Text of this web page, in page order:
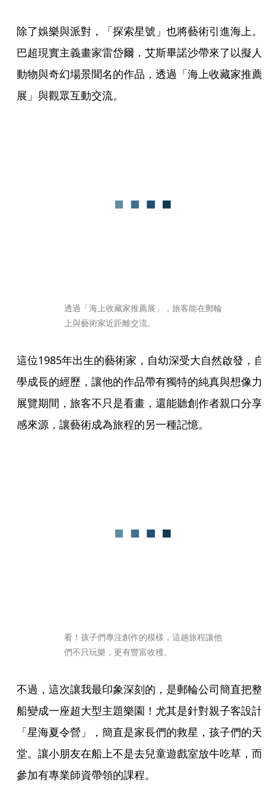
除了娛樂與派對，「探索星號」也將藝術引進海上。
巴超現實主義畫家雷岱爾．艾斯畢諾沙帶來了以擬人
動物與奇幻場景聞名的作品，透過「海上收藏家推薦
展」與觀眾互動交流。
透過「海上收藏家推薦展」，旅客能在郵輪
上與藝術家近距離交流。
這位1985年出生的藝術家，自幼深受大自然啟發，自
學成長的經歷，讓他的作品帶有獨特的純真與想像力
展覽期間，旅客不只是看畫，還能聽創作者親口分享
感來源，讓藝術成為旅程的另一種記憶。
看！孩子們專注創作的模樣，這趟旅程讓他
們不只玩樂，更有豐富收穫。
不過，這次讓我最印象深刻的，是郵輪公司簡直把整
船變成一座超大型主題樂園！尤其是針對親子客設計
「星海夏令營」，簡直是家長們的救星，孩子們的天
堂。讓小朋友在船上不是去兒童遊戲室放牛吃草，而
參加有專業師資帶領的課程。